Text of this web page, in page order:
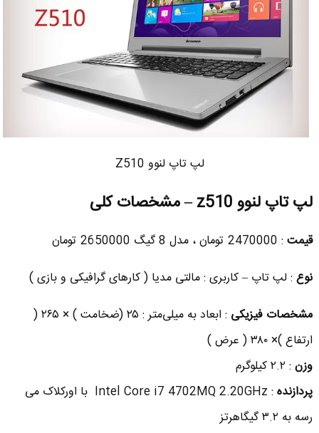
لپ تاپ لنوو Z510
لپ تاپ لنوو z510 – مشخصات کلی
قیمت: 2470000 تومان ، مدل 8 گیگ 2650000 تومان
نوع: لپ تاپ – کاربری : مالتی مدیا ( کارهای گرافیکی و بازی )
مشخصات فیزیکی :
ابعاد به میلی‌متر : ۲۵ (ضخامت ) × ۲۶۵ (
ارتفاع )× ۳۸۰ ( عرض )
وزن: ۲.۲ کیلوگرم
پردازنده:
Intel Core i7 4702MQ 2.20GHz با اورکلاک می
رسه به ۳.۲ گیگاهرتز